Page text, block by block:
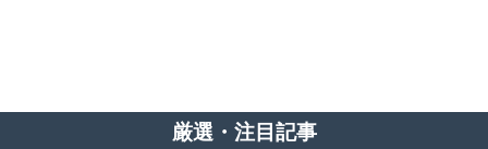
厳選・注目記事